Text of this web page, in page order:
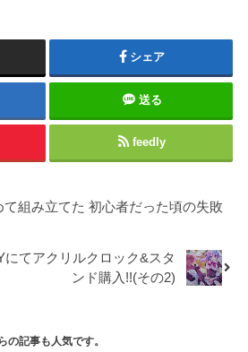
シェア
送る
feedly
て組み立てた 初心者だった頃の失敗
てアクリルクロック&スタ
ンド購入!!(その2)
の記事も人気です。